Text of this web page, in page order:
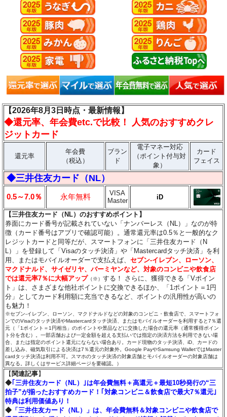
【2026年8月3日時点・最新情報】
◆還元率、年会費etc.で比較！ 人気のおすすめクレ
ジットカード
還元率
年会費
（税込）
ブラン
ド
電子マネー対応
（ポイント付与対
象）
カード
フェイス
◆三井住友カード（NL）
0.5～7.0％ 永年無料
VISA
Master
iD
【三井住友カード（NL）のおすすめポイント】
券面にカード番号が記載されていない「ナンバーレス（NL）」なのが特
徴（カード番号はアプリで確認可能）。通常還元率は0.5％と一般的なク
レジットカードと同等だが、スマートフォンに「三井住友カード（N
L）」を登録して「Visaのタッチ決済」や「Mastercardタッチ決済」を利
用、またはモバイルオーダーで支払えば、セブン‐イレブン、ローソン、
マクドナルド、サイゼリヤ、バーミヤンなど、対象のコンビニや飲食店
では還元率7％に大幅アップ （※）する！ さらに、獲得できる「Vポイン
ト」は、さまざまな他社ポイントに交換できるほか、「1ポイント＝1円
分」としてカード利用額に充当できるなど、ポイントの汎用性が高いの
も魅力！
※セブン‐イレブン、ローソン、マクドナルドなどの対象のコンビニ・飲食店で、スマートフォ
ンでのVisaのタッチ決済やMastercardタッチ決済、またはモバイルオーダーを利用すると7％還
元（「1ポイント＝1円相当」のポイントや景品などに交換した場合の還元率（通常獲得ポイン
ト分を含む）。一部店舗および一定金額を超える支払いでは指定の決済方法を利用できない場
合、または指定のポイント還元にならない場合あり。カード現物のタッチ決済、iD、カードの
差し込み、磁気取引による決済は7％還元の対象外。Google PayやSamsung WalletではMaster
cardタッチ決済は利用不可。スマホのタッチ決済の対象店舗とモバイルオーダーの対象店舗は
異なる。詳しくはサービス詳細ページを要確認。）
【 関連記事】
◆ ｢三井住友カード（NL）｣は年会費無料＋高還元＋最短10秒発行の“三
拍子”が揃ったおすすめカード！｢対象コンビニ＆飲食店で最大7％還元｣
特典は利用価値あり！
◆ 「三井住友カード（NL）」は、年会費無料＆対象コンビニや飲食店で